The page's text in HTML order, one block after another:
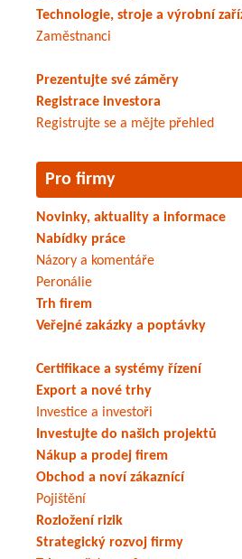
Technologie, stroje a výrobní
Zaměstnanci
Prezentujte své záměry
Registrace investora
Registrujte se a mějte přehled
Pro firmy
Novinky, aktuality a informace
Nabídky práce
Názory a komentáře
Peronálie
Trh firem
Veřejné zakázky a poptávky
Certifikace a systémy řízení
Export a nové trhy
Investice a investoři
Investujte do našich projektů
Nákup a prodej firem
Obchod a noví zákaznící
Pojištění
Rozložení rizik
Strategický rozvoj firmy